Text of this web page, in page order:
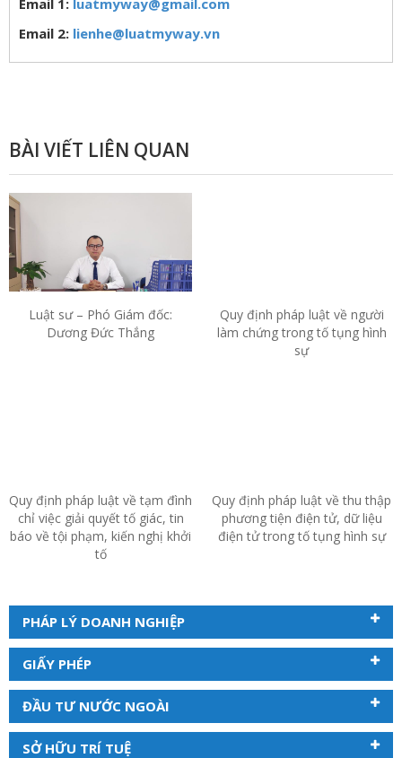
Email 2: lienhe@luatmyway.vn
BÀI VIẾT LIÊN QUAN
Luật sư – Phó Giám đốc:
Dương Đức Thắng
Quy định pháp luật về người
làm chứng trong tố tụng hình
sự
Quy định pháp luật về tạm đình
chỉ việc giải quyết tố giác, tin
báo về tội phạm, kiến nghị khởi
tố
Quy định pháp luật về thu thập
phương tiện điện tử, dữ liệu
điện tử trong tố tụng hình sự
PHÁP LÝ DOANH NGHIỆP
GIẤY PHÉP
ĐẦU TƯ NƯỚC NGOÀI
SỞ HỮU TRÍ TUỆ